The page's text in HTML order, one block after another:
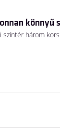
könnyű
színtér három